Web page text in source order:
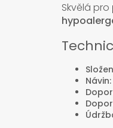
Skvělá pro
Návin: